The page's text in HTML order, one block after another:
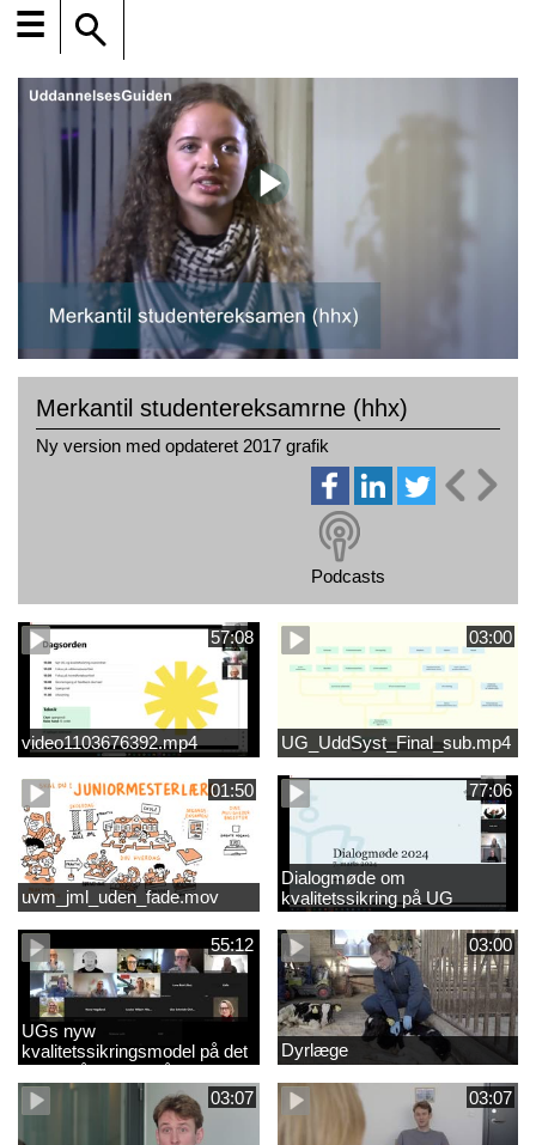
☰
Merkantil studentereksamrne (hhx)
Ny version med opdateret 2017 grafik
Podcasts
57:08
video1103676392.mp4
03:00
UG_UddSyst_Final_sub.mp4
01:50
uvm_jml_uden_fade.mov
77:06
Dialogmøde om
kvalitetssikring på UG
55:12
UGs nyw
kvalitetssikringsmodel på det
videregående område
03:00
Dyrlæge
03:07 03:07